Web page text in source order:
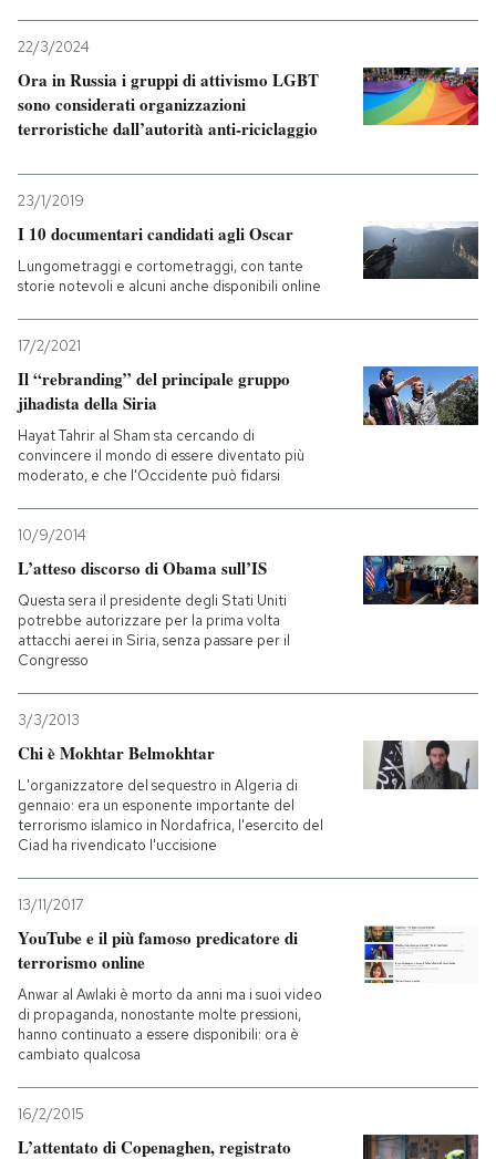
22/3/2024
Ora in Russia i gruppi di attivismo LGBT
sono considerati organizzazioni
terroristiche dall’autorità anti-riciclaggio
23/1/2019
I 10 documentari candidati agli Oscar
Lungometraggi e cortometraggi, con tante
storie notevoli e alcuni anche disponibili online
17/2/2021
Il “rebranding” del principale gruppo
jihadista della Siria
Hayat Tahrir al Sham sta cercando di
convincere il mondo di essere diventato più
moderato, e che l'Occidente può fidarsi
10/9/2014
L’atteso discorso di Obama sull’IS
Questa sera il presidente degli Stati Uniti
potrebbe autorizzare per la prima volta
attacchi aerei in Siria, senza passare per il
Congresso
3/3/2013
Chi è Mokhtar Belmokhtar
L'organizzatore del sequestro in Algeria di
gennaio: era un esponente importante del
terrorismo islamico in Nordafrica, l'esercito del
Ciad ha rivendicato l'uccisione
13/11/2017
YouTube e il più famoso predicatore di
terrorismo online
Anwar al Awlaki è morto da anni ma i suoi video
di propaganda, nonostante molte pressioni,
hanno continuato a essere disponibili: ora è
cambiato qualcosa
16/2/2015
L’attentato di Copenaghen, registrato